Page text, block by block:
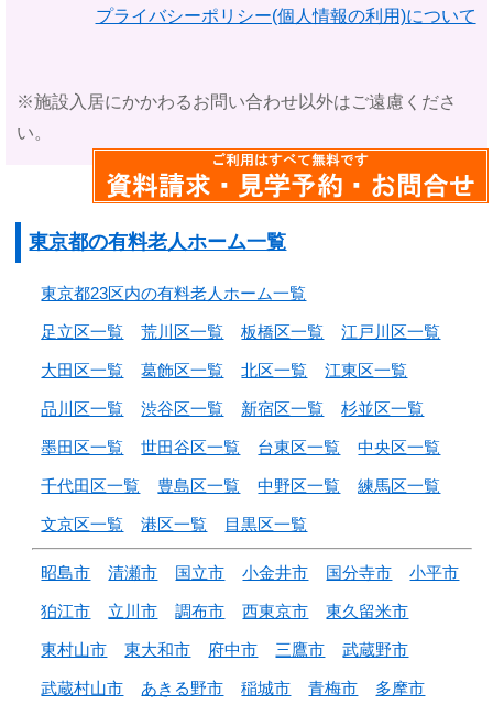
プライバシーポリシー(個人情報の利用)について
※施設入居にかかわるお問い合わせ以外はご遠慮くださ
い。
東京都の有料老人ホーム一覧
東京都23区内の有料老人ホーム一覧
足立区一覧 荒川区一覧 板橋区一覧 江戸川区一覧
大田区一覧 葛飾区一覧 北区一覧 江東区一覧
品川区一覧 渋谷区一覧 新宿区一覧 杉並区一覧
墨田区一覧 世田谷区一覧 台東区一覧 中央区一覧
千代田区一覧 豊島区一覧 中野区一覧 練馬区一覧
文京区一覧 港区一覧 目黒区一覧
昭島市 清瀬市 国立市 小金井市 国分寺市 小平市
狛江市 立川市 調布市 西東京市 東久留米市
東村山市 東大和市 府中市 三鷹市 武蔵野市
武蔵村山市 あきる野市 稲城市 青梅市 多摩市